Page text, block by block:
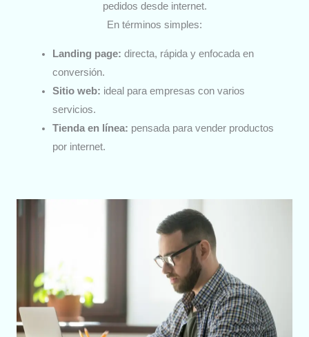
pedidos desde internet.
En términos simples:
Landing page: directa, rápida y enfocada en
conversión.
Sitio web: ideal para empresas con varios
servicios.
Tienda en línea: pensada para vender productos
por internet.